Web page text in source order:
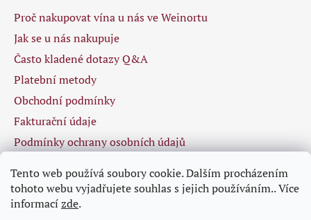
Tento web používá soubory cookie. Dalším procházením
tohoto webu vyjadřujete souhlas s jejich používáním.. Více
informacízde.
Proč nakupovat vína u nás ve Weinortu
Jak se u nás nakupuje
Často kladené dotazy Q&A
Platební metody
Obchodní podmínky
Fakturační údaje
Podmínky ochrany osobních údajů
Facebook